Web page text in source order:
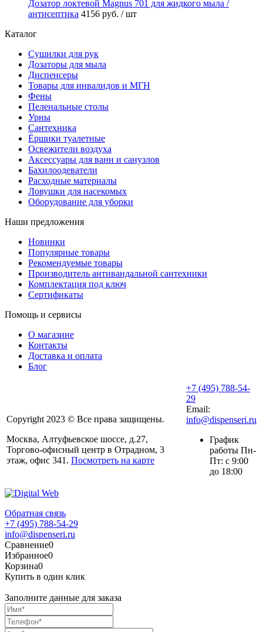
Дозатор локтевой Magnus 701 для жидкого мыла /
антисептика 4156 руб. / шт
Каталог
Сушилки для рук
Дозаторы для мыла
Диспенсеры
Товары для инвалидов и МГН
Фены
Пеленальные столы
Урны
Сантехника
Ёршики туалетные
Освежители воздуха
Аксессуары для ванн и санузлов
Бахилоодеватели
Расходные материалы
Ловушки для насекомых
Оборудование для уборки
Наши предложения
Новинки
Популярные товары
Рекомендуемые товары
Производитель антивандальной сантехники
Комплектация под ключ
Сертификаты
Помощь и сервисы
О магазине
Контакты
Доставка и оплата
Блог
Copyright 2023 © Все права защищены.
Москва, Алтуфьевское шоссе, д.27,
Торгово-офисный центр в Отрадном, 3
этаж, офис 341. Посмотреть на карте
+7 (495) 788-54-
29
Email:
info@dispenseri.ru
График
работы Пн-
Пт: с 9:00
до 18:00
Обратная связь
+7 (495) 788-54-29
info@dispenseri.ru
Сравнение0
Избранное0
Корзина0
Купить в один клик
Заполните данные для заказа